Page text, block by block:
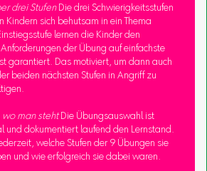
drei StufenDie drei Schwierigkeitsstufen
Kindern sich behutsam in ein Thema
lernen die Kinder den
der Übung auf einfachste
garantiert. Das motiviert, um dann auch
beiden nächsten Stufen in Angriff zu
wo man stehtDie Übungsauswahl ist
und dokumentiert laufend den Lernstand.
welche Stufen der 9 Übungen sie
und wie erfolgreich sie dabei waren.